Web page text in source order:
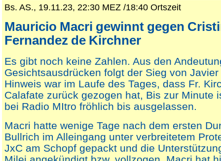
Bs. AS., 19.11.23, 22:30 MEZ /18:40 Ortszeit
Mauricio Macri gewinnt gegen
Fernandez de Kirchner
Es gibt noch keine Zahlen. Aus den
Gesichtsausdrücken folgt der Sieg von
Hinweis war im Laufe des Tages, dass Fr.
Calafate zurück gezogen hat, Bis zur Minute
bei Radio MItro fröhlich bis ausgelassen.
Macri hatte wenige Tage nach dem ersten
Bullrich im Alleingang unter verbreitetem
JxC am Schopf gepackt und die